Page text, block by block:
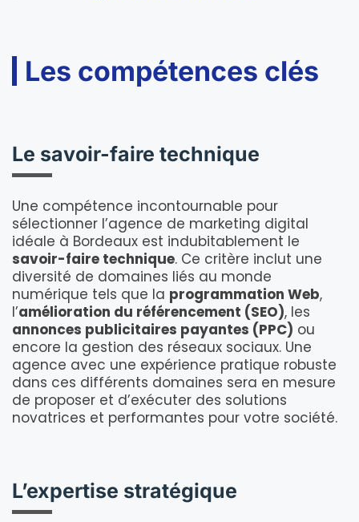
Les compétences clés
Le savoir-faire technique
Une compétence incontournable pour
sélectionner l’agence de marketing digital
idéale à Bordeaux est indubitablement le
savoir-faire technique. Ce critère inclut une
diversité de domaines liés au monde
numérique tels que la programmation Web,
l’amélioration du référencement (SEO), les
annonces publicitaires payantes (PPC) ou
encore la gestion des réseaux sociaux. Une
agence avec une expérience pratique robuste
dans ces différents domaines sera en mesure
de proposer et d’exécuter des solutions
novatrices et performantes pour votre société.
L’expertise stratégique